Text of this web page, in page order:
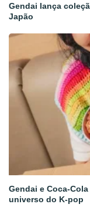
Gendai lança
Japão
Gendai e Coca-
universo do K-pop